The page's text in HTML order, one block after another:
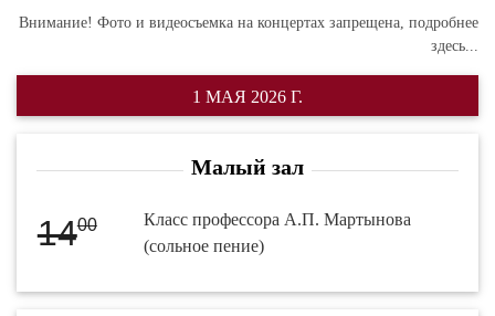
Внимание! Фото и видеосъемка на концертах запрещена, подробнее
здесь...
1 МАЯ 2026 Г.
Малый зал
1400
Класс профессора А.П. Мартынова
(сольное пение)